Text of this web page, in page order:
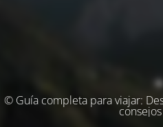
© Guía completa para viajar: